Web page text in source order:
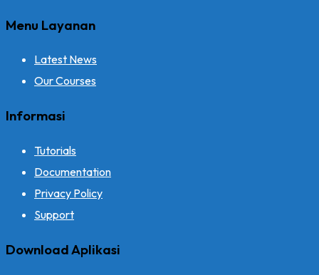
Menu Layanan
Latest News
Our Courses
Informasi
Tutorials
Documentation
Privacy Policy
Support
Download Aplikasi